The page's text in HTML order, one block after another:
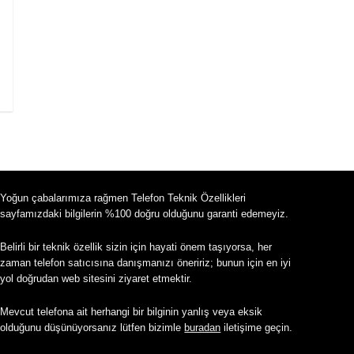
Yoğun çabalarımıza rağmen Telefon Teknik Özellikleri
sayfamızdaki bilgilerin %100 doğru olduğunu garanti edemeyiz.
Belirli bir teknik özellik sizin için hayati önem taşıyorsa, her
zaman telefon satıcısına danışmanızı öneririz; bunun için en iyi
yol doğrudan web sitesini ziyaret etmektir.
Mevcut telefona ait herhangi bir bilginin yanlış veya eksik
olduğunu düşünüyorsanız lütfen bizimleburadan iletişime geçin.